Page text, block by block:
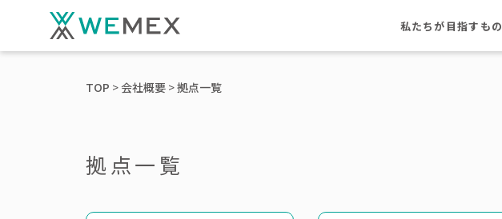
私たちが目指すもの
TOP 会社概要 拠点一覧
拠点一覧